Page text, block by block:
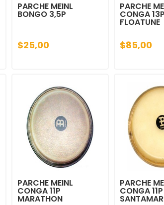
PARCHE MEINL
BONGO 3,5P
$25,00
PARCHE
CONGA 13P
FLOATUNE
$85,00
PARCHE MEINL
CONGA 11P
MARATHON
PARCHE
CONGA